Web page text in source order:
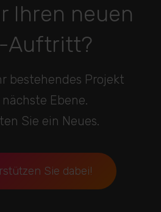
Ihren neuen
Auftritt?
bestehendes Projekt
Ebene.
Sie ein Neues.
Sie dabei!